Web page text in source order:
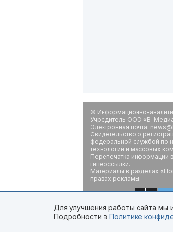
© Информационно-
Учредитель ООО «В-
Электронная почта:
Свидетельство о
федеральной службой по
технологий и массовых
Перепечатка информации
гиперссылки.
Материалы в разделах
правах рекламы.
Для улучшения работы сайта мы
Подробности в Политике